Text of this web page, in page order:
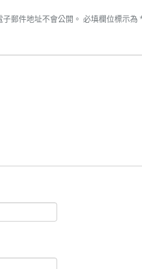
郵件地址不會公開。 必填欄位標示為